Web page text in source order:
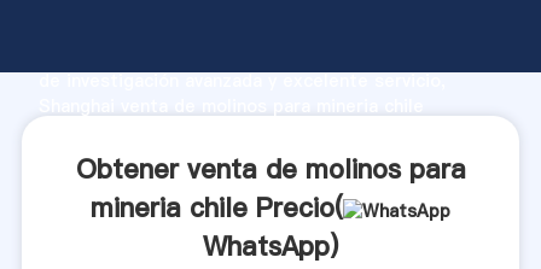
de investigación avanzada y excelente servicio,
clientes.Obtener venta de molinos para
mineria chile Precio(
WhatsApp)